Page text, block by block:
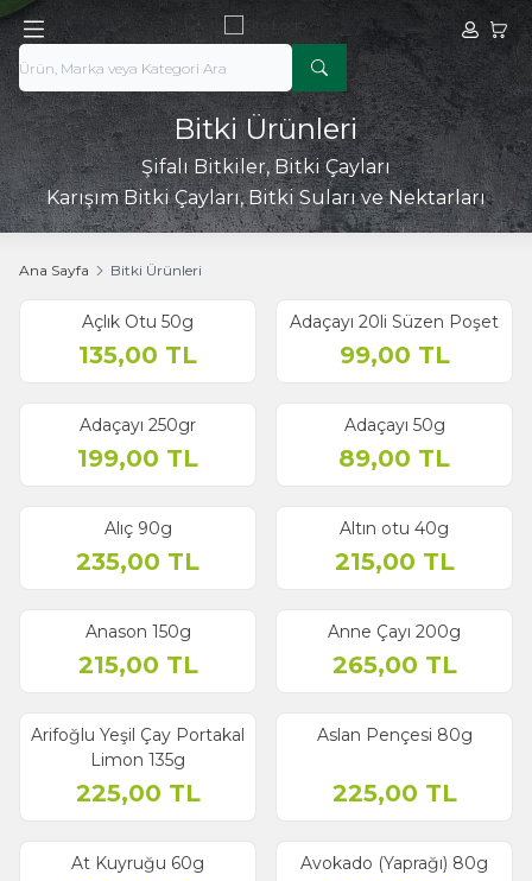
Hesabım
Bitki Ürünleri
Şifalı Bitkiler, Bitki Çayları
Karışım Bitki Çayları, Bitki Suları ve Nektarları
Ana Sayfa Bitki Ürünleri
Açlık Otu 50g
135,00 TL
Adaçayı 20li Süzen Poşet
99,00 TL
Adaçayı 250gr
199,00 TL
Adaçayı 50g
89,00 TL
Alıç 90g
235,00 TL
Altın otu 40g
215,00 TL
Anason 150g
215,00 TL
Anne Çayı 200g
265,00 TL
Arifoğlu Yeşil Çay Portakal
Limon 135g
225,00 TL
Aslan Pençesi 80g
225,00 TL
At Kuyruğu 60g Avokado (Yaprağı) 80g